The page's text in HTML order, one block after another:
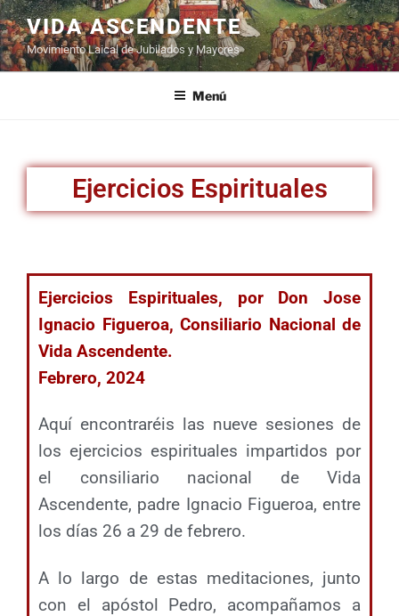
VIDA ASCENDENTE
Movimiento Laical de Jubilados y Mayores
Menú
Ejercicios Espirituales
Ejercicios Espirituales, por Don Jose
Ignacio Figueroa, Consiliario Nacional de
Vida Ascendente.
Febrero, 2024
Aquí encontraréis las nueve sesiones de
los ejercicios espirituales impartidos por
el consiliario nacional de Vida
Ascendente, padre Ignacio Figueroa, entre
los días 26 a 29 de febrero.
A lo largo de estas meditaciones, junto
con el apóstol Pedro, acompañamos a